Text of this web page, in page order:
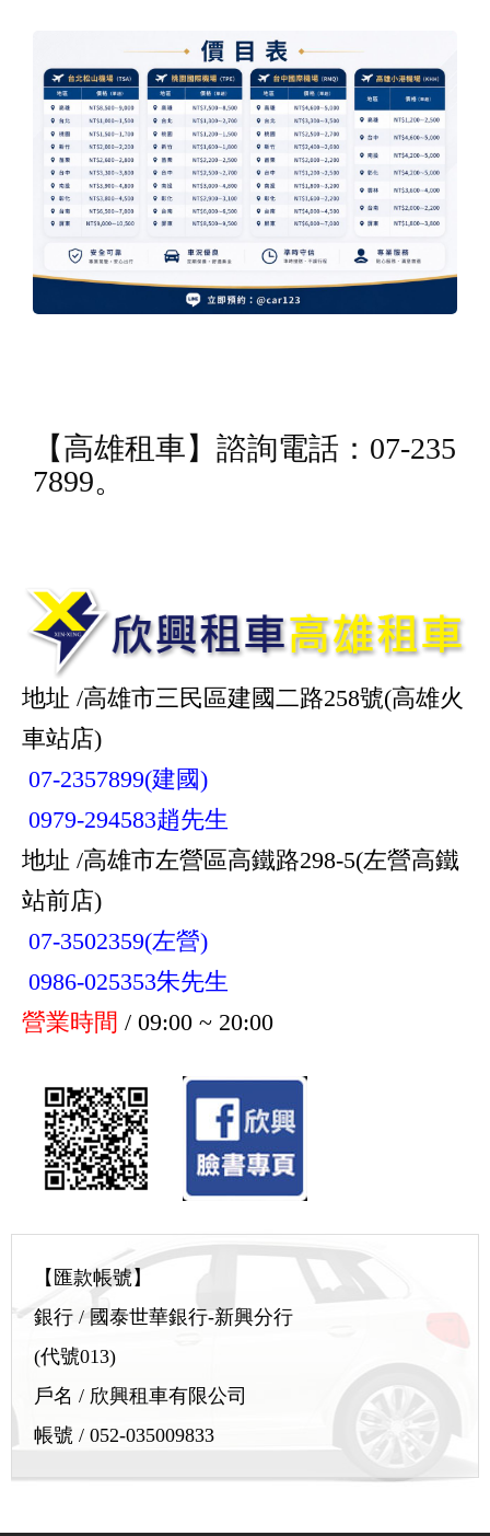
【高雄租車】諮詢電話：07-235
7899。
地址 /高雄市三民區建國二路258號(高雄火
車站店)
07-2357899(建國)
0979-294583趙先生
地址 /高雄市左營區高鐵路298-5(左營高鐵
站前店)
07-3502359(左營)
0986-025353朱先生
營業時間 / 09:00 ~ 20:00
【匯款帳號】
銀行 / 國泰世華銀行-新興分行
(代號013)
戶名 / 欣興租車有限公司
帳號 / 052-035009833